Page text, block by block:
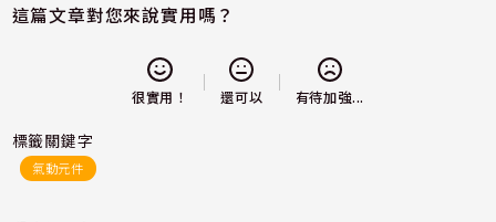
這篇文章對您來說實用嗎？
很實用！ 還可以 有待加強...
標籤關鍵字
氣動元件